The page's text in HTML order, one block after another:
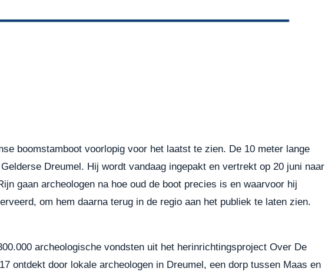
boomstamboot voorlopig voor het laatst te zien. De 10 meter lange
Dreumel. Hij wordt vandaag ingepakt en vertrekt op 20 juni naar
gaan archeologen na hoe oud de boot precies is en waarvoor hij
om hem daarna terug in de regio aan het publiek te laten zien.
archeologische vondsten uit het herinrichtingsproject Over De
ontdekt door lokale archeologen in Dreumel, een dorp tussen Maas en